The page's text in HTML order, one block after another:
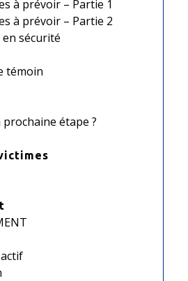
à prévoir – Partie 1
à prévoir – Partie 2
sécurité
témoin
étape ?